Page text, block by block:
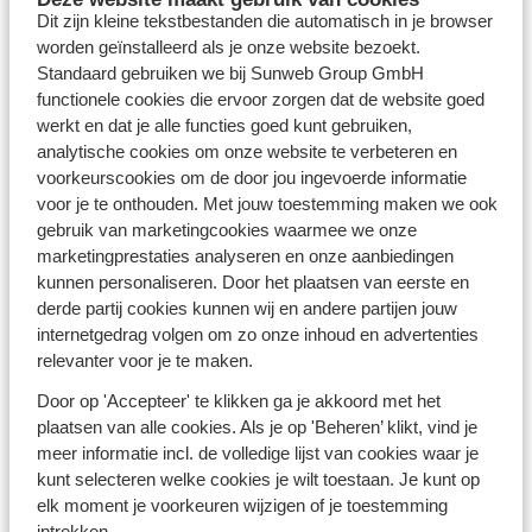
Dit zijn kleine tekstbestanden die automatisch in je browser
worden geïnstalleerd als je onze website bezoekt.
Standaard gebruiken we bij Sunweb Group GmbH
functionele cookies die ervoor zorgen dat de website goed
werkt en dat je alle functies goed kunt gebruiken,
analytische cookies om onze website te verbeteren en
voorkeurscookies om de door jou ingevoerde informatie
voor je te onthouden. Met jouw toestemming maken we ook
gebruik van marketingcookies waarmee we onze
marketingprestaties analyseren en onze aanbiedingen
kunnen personaliseren. Door het plaatsen van eerste en
derde partij cookies kunnen wij en andere partijen jouw
internetgedrag volgen om zo onze inhoud en advertenties
relevanter voor je te maken.
Door op 'Accepteer' te klikken ga je akkoord met het
plaatsen van alle cookies. Als je op 'Beheren’ klikt, vind je
meer informatie incl. de volledige lijst van cookies waar je
kunt selecteren welke cookies je wilt toestaan. Je kunt op
elk moment je voorkeuren wijzigen of je toestemming
Last minute vakanties bieden jou de kans om op het
laatste moment te genieten van aantrekkelijke
kortingen. Voor wie op zoek is naar ontspanning onder
de zon, zijn last minutes ideaal, met populaire
bestemmingen zoals Spanje, Griekenland en
deCanarische Eilandendie vaak met aanzienlijke
prijsverlagingen beschikbaar zijn. Voor liefhebbers van
sneeuw en avontuur biedenlast minute
wintersportvakantiesde perfecte gelegenheid om
tegen gereduceerde tarieven naar top skigebieden in
de Alpen ofde Pyreneeënte reizen. De wereld
verkennen vanaf de zee? Bekijk allelast minute
cruisevakanties.
Twijfel jij nog om op vakantie te gaan met TUI,
Corendon of Sunweb reizen? Een van de grootste
pluspunten van een Sunweb vakantie is goede prijs-
kwaliteitverhouding. Daarnaast kies je uit voordelige
pakketten met accommodatie, vluchten en bij te